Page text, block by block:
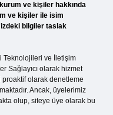
ve kişiler hakkında
ve kişiler ile isim
bilgiler taslak
Teknolojileri ve İletişim
Sağlayıcı olarak hizmet
olarak denetleme
Ancak, üyelerimiz
olup, siteye üye olarak bu